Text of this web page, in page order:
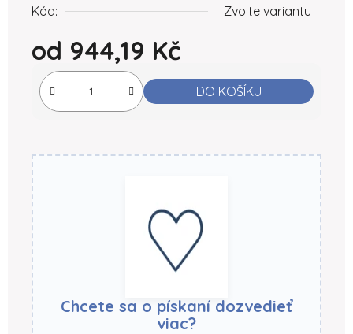
Kód:
Zvolte variantu
od 944,19 Kč
Měrná cena:
DO KOŠÍKU
Chcete sa o pískaní dozvedieť
viac?